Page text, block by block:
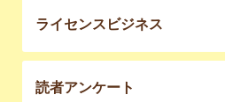
ライセンスビジネス
読者アンケート